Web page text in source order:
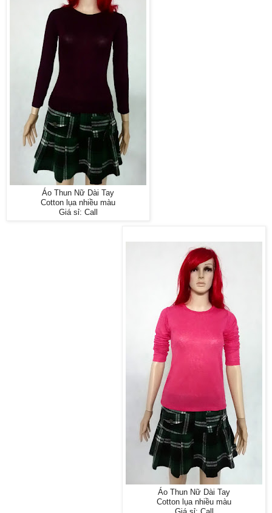
Áo Thun Nữ Dài Tay
Cotton lụa nhiều màu
Giá sỉ: Call
Áo Thun Nữ Dài Tay
Cotton lụa nhiều màu